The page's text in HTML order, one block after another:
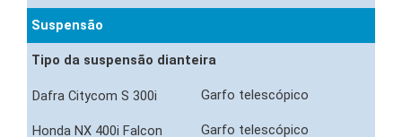
Suspensão
Tipo da suspensão dianteira
Garfo telescópico
Garfo telescópico